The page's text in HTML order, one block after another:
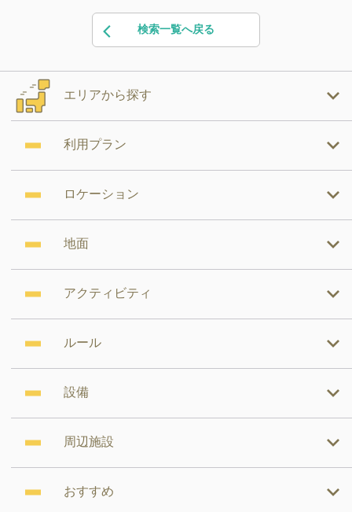
検索一覧へ戻る
エリアから探す
利用プラン
ロケーション
地面
アクティビティ
ルール
設備
周辺施設
おすすめ